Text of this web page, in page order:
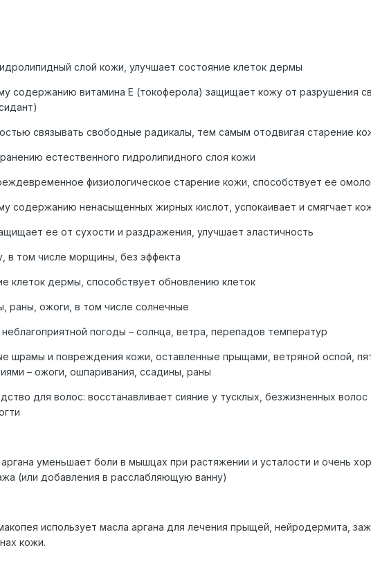
слой кожи, улучшает состояние клеток дермы
содержанию витамина Е (токоферола) защищает кожу от разрушения
связывать свободные радикалы, тем самым отодвигая старение
естественного гидролипидного слоя кожи
физиологическое старение кожи, способствует ее
содержанию ненасыщенных жирных кислот, успокаивает и смягчает
ее от сухости и раздражения, улучшает эластичность
в том числе морщины, без эффекта
клеток дермы, способствует обновлению клеток
раны, ожоги, в том числе солнечные
погоды – солнца, ветра, перепадов температур
шрамы и повреждения кожи, оставленные прыщами, ветряной оспой,
– ожоги, ошпаривания, ссадины, раны
для волос: восстанавливает сияние у тусклых, безжизненных волос
уменьшает боли в мышцах при растяжении и усталости и очень
(или добавления в расслабляющую ванну)
использует масла аргана для лечения прыщей, нейродермита,
кожи.